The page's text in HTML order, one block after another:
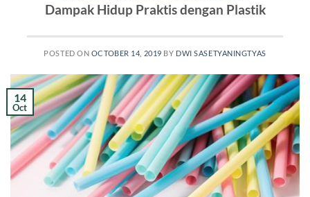
Dampak Hidup Praktis dengan Plastik
POSTED ON OCTOBER 14, 2019 BY DWI SASETYANINGTYAS
14
Oct